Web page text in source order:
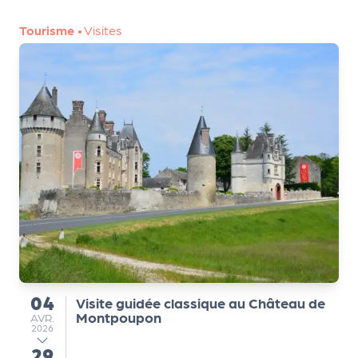
Tourisme •Visites
du
04
AVRIL
AVR.
2026
au
Visite guidée classique au Château de
Montpoupon
e
A
n
n
u
a
ir
e
d
e
s
o